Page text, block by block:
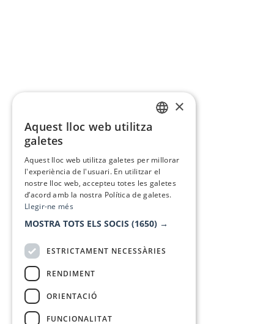
×
Aquest lloc web utilitza
galetes
Aquest lloc web utilitza galetes per millorar
l'experiència de l'usuari. En utilitzar el
nostre lloc web, accepteu totes les galetes
d’acord amb la nostra Política de galetes.
Llegir-ne més
MOSTRA TOTS ELS SOCIS (1650) →
ESTRICTAMENT NECESSÀRIES
RENDIMENT
ORIENTACIÓ
FUNCIONALITAT